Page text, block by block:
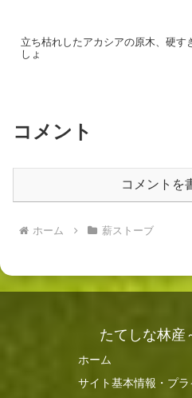
立ち枯れしたアカシアの原木、硬す
しょ
コメント
コメントを
ホーム 薪ストーブ
たてしな林産
ホーム
サイト基本情報・プ